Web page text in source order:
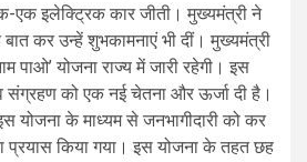
एक इलेक्ट्रिक कार जीती। मुख्यमंत्री ने
कर उन्हें शुभकामनाएं भी दीं। मुख्यमंत्री
पाओ’ योजना राज्य में जारी रहेगी। इस
संग्रहण को एक नई चेतना और ऊर्जा दी है।
योजना के माध्यम से जनभागीदारी को कर
प्रयास किया गया। इस योजना के तहत छह